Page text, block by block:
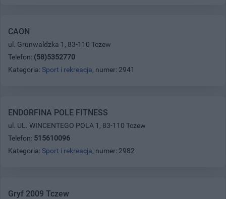
CAON
ul. Grunwaldzka 1, 83-110 Tczew
Telefon: (58)5352770
Kategoria: Sport i rekreacja, numer: 2941
ENDORFINA POLE FITNESS
ul. UL. WINCENTEGO POLA 1, 83-110 Tczew
Telefon: 515610096
Kategoria: Sport i rekreacja, numer: 2982
Gryf 2009 Tczew